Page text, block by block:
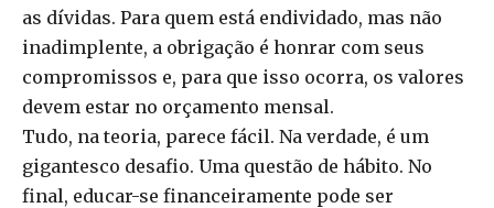
as dívidas. Para quem está endividado, mas não
inadimplente, a obrigação é honrar com seus
compromissos e, para que isso ocorra, os valores
devem estar no orçamento mensal.
Tudo, na teoria, parece fácil. Na verdade, é um
gigantesco desafio. Uma questão de hábito. No
final, educar-se financeiramente pode ser